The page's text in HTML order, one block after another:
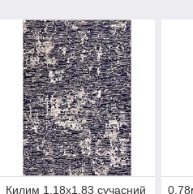
Килим 1.18х1.83 сучасний